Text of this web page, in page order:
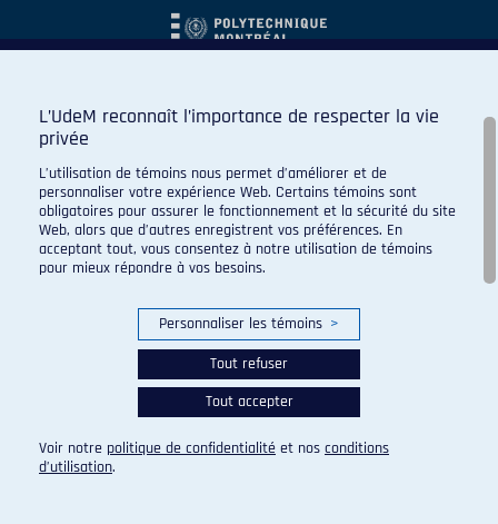
© 2026 Carabins de l'Université de Montréal. Tous droits
Paramètres des témoins
L’UdeM reconnaît l’importance de respecter la vie
privée
L’utilisation de témoins nous permet d’améliorer et de
personnaliser votre expérience Web. Certains témoins sont
obligatoires pour assurer le fonctionnement et la sécurité du site
Web, alors que d’autres enregistrent vos préférences. En
acceptant tout, vous consentez à notre utilisation de témoins
pour mieux répondre à vos besoins.
Personnaliser les témoins >
Tout refuser
Tout accepter
Voir notre politique de confidentialité et nos conditions
d’utilisation.